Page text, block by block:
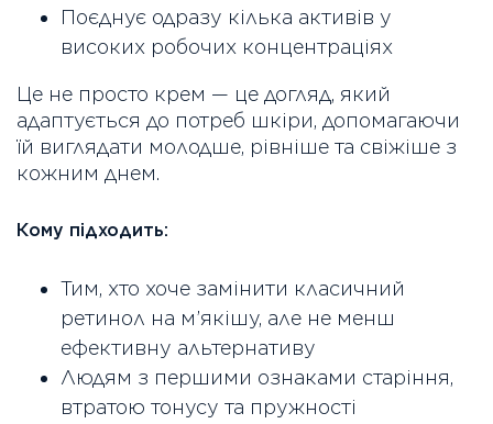
Поєднує одразу кілька активів у
високих робочих концентраціях
Це не просто крем — це догляд, який
адаптується до потреб шкіри, допомагаючи
їй виглядати молодше, рівніше та свіжіше з
кожним днем.
Кому підходить:
Тим, хто хоче замінити класичний
ретинол на м’якішу, але не менш
ефективну альтернативу
Людям з першими ознаками старіння,
втратою тонусу та пружності